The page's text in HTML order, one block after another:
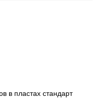
в пластах стандарт